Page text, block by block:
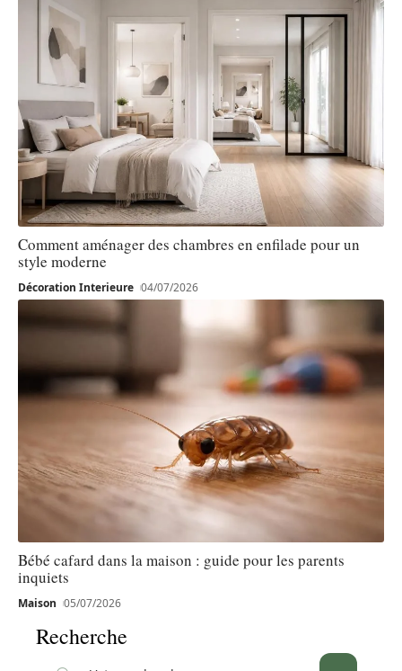
Comment aménager des chambres en enfilade pour un
style moderne
Décoration Interieure 04/07/2026
Bébé cafard dans la maison : guide pour les parents
inquiets
Maison 05/07/2026
Recherche